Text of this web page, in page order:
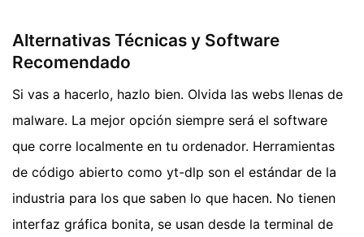
Alternativas Técnicas y Software
Recomendado
Si vas a hacerlo, hazlo bien. Olvida las webs llenas de
malware. La mejor opción siempre será el software
que corre localmente en tu ordenador. Herramientas
de código abierto como yt-dlp son el estándar de la
industria para los que saben lo que hacen. No tienen
interfaz gráfica bonita, se usan desde la terminal de